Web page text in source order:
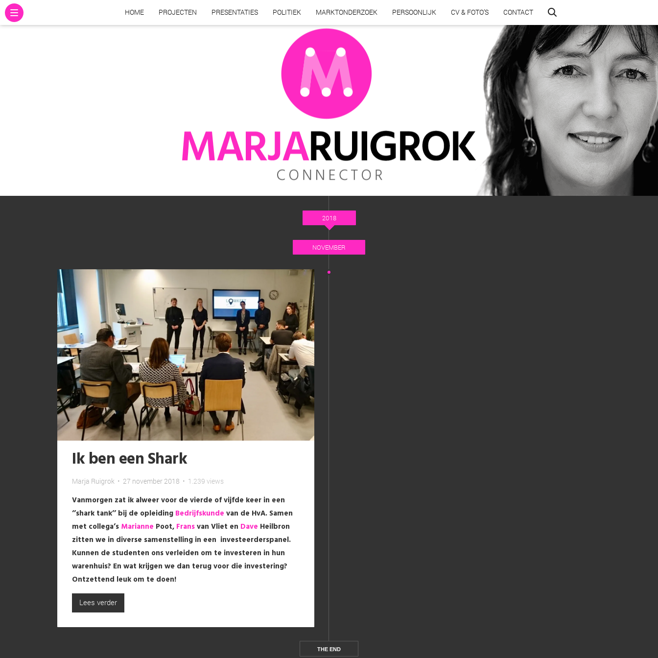
HOME PROJECTEN PRESENTATIES POLITIEK MARKTONDERZOEK PERSOONLIJK CV & FOTO’S CONTACT
2018
NOVEMBER
Ik ben een Shark
Marja Ruigrok • 27 november 2018 • 1.239 views
Vanmorgen zat ik alweer voor de vierde of vijfde keer in een
‘’shark tank’’ bij de opleiding Bedrijfskunde van de HvA. Samen
met collega’s Marianne Poot, Fransvan Vliet en Dave Heilbron
zitten we in diverse samenstelling in een investeerderspanel.
Kunnen de studenten ons verleiden om te investeren in hun
warenhuis? En wat krijgen we dan terug voor die investering?
Ontzettend leuk om te doen!
Lees verder
THE END